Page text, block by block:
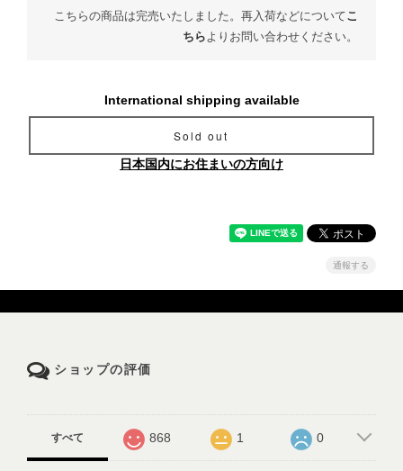
こちらの商品は完売いたしました。再入荷などについてこ
ちらよりお問い合わせください。
International shipping available
Sold out
日本国内にお住まいの方向け
通報する
ショップの評価
すべて 868 1 0